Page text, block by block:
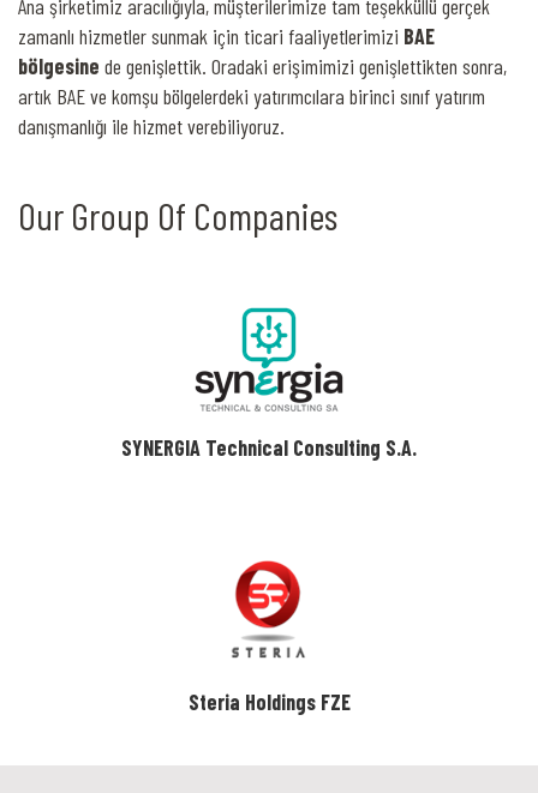
Ana şirketimiz aracılığıyla, müşterilerimize tam teşekküllü gerçek
zamanlı hizmetler sunmak için ticari faaliyetlerimizi BAE
bölgesine de genişlettik. Oradaki erişimimizi genişlettikten sonra,
artık BAE ve komşu bölgelerdeki yatırımcılara birinci sınıf yatırım
danışmanlığı ile hizmet verebiliyoruz.
Our Group Of Companies
SYNERGIA Technical Consulting S.A.
Steria Holdings FZE